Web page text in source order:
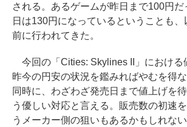
される。あるゲームが昨日まで100円だ
日は130円になっているということも、
前に行われてきた。
今回の「Cities: Skylines II」における
昨今の円安の状況を鑑みればやむを得
同時に、わざわざ発売日まで値上げを
う優しい対応と言える。販売数の初速
うメーカー側の狙いもあるかもしれな